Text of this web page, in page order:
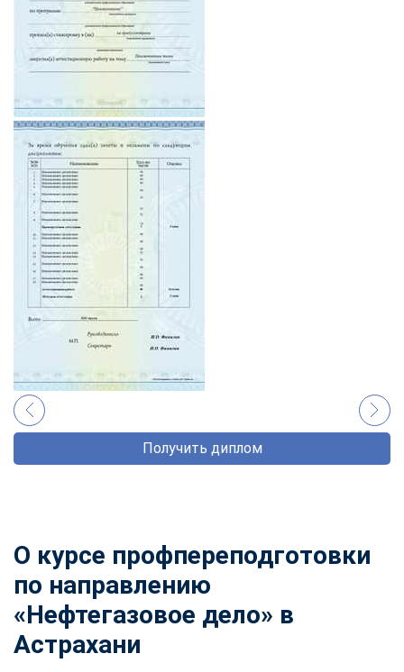
Получить диплом
О курсе профпереподготовки
по направлению
«Нефтегазовое дело» в
Астрахани